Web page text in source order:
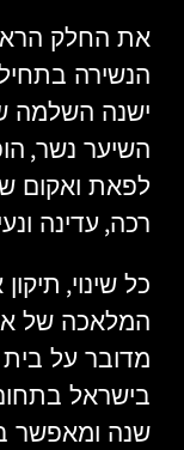
את החלק
הנשירה
ישנה השלמה
השיער נשר,
לפאת ואקום
רכה,עדינה
כל שינוי,
המלאכה של
מדובר על
בישראל
שנה ומאפשר